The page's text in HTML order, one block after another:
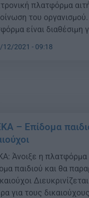
πλατφόρμα
του οργανισμού.
είναι διαθέσιμη
ακόμη υποβάλει
ξεκίνησαν τη
12/2021 - 09:18
– Επίδομα
Άνοιξε η πλατφόρμα
παιδιού και θα
για τους